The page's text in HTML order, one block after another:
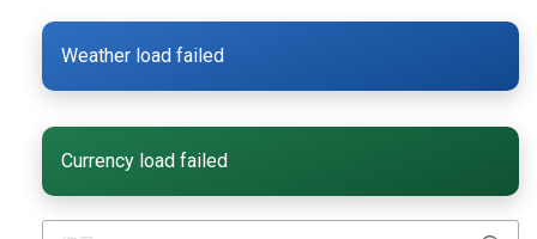
Weather load failed
Currency load failed